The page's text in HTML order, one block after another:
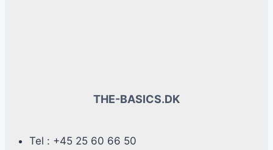
THE-BASICS.DK
Tel : +45 25 60 66 50